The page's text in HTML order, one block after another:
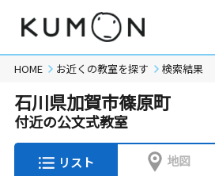
HOME お近くの教室を探す 検索結果
石川県加賀市篠原町
付近の公文式教室
リスト 地図